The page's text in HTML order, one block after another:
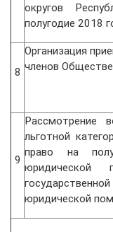
округов
полугодие 2018
8
Организация
членов
9
Рассмотрение
льготной
право на
юридической